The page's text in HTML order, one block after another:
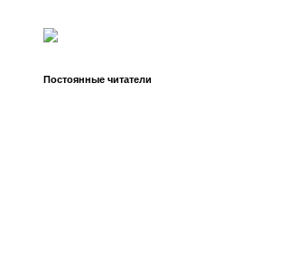
Постоянные читатели